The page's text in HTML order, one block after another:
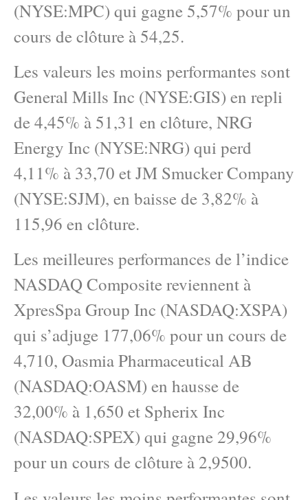
(NYSE:MPC) qui gagne 5,57% pour un
cours de clôture à 54,25.
Les valeurs les moins performantes sont
General Mills Inc (NYSE:GIS) en repli
de 4,45% à 51,31 en clôture, NRG
Energy Inc (NYSE:NRG) qui perd
4,11% à 33,70 et JM Smucker Company
(NYSE:SJM), en baisse de 3,82% à
115,96 en clôture.
Les meilleures performances de l’indice
NASDAQ Composite reviennent à
XpresSpa Group Inc (NASDAQ:XSPA)
qui s’adjuge 177,06% pour un cours de
4,710, Oasmia Pharmaceutical AB
(NASDAQ:OASM) en hausse de
32,00% à 1,650 et Spherix Inc
(NASDAQ:SPEX) qui gagne 29,96%
pour un cours de clôture à 2,9500.